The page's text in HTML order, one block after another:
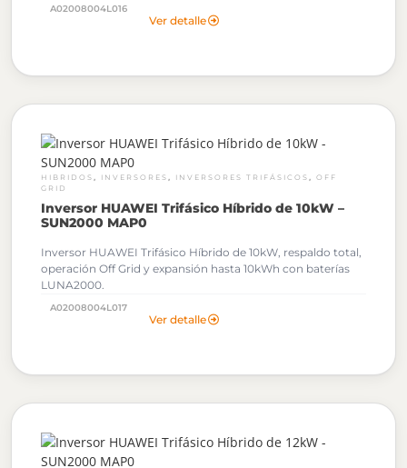
Al solicitar tu cotización podrás descargar gratuitamente los
A02008004L016
Ver detalle
HIBRIDOS INVERSORES INVERSORES TRIFÁSICOS
OFF
GRID
Inversor HUAWEI Trifásico Híbrido de 10kW –
SUN2000 MAP0
Inversor HUAWEI Trifásico Híbrido de 10kW, respaldo total,
operación Off Grid y expansión hasta 10kWh con baterías
LUNA2000.
Al solicitar tu cotización podrás descargar gratuitamente los
A02008004L017
Ver detalle